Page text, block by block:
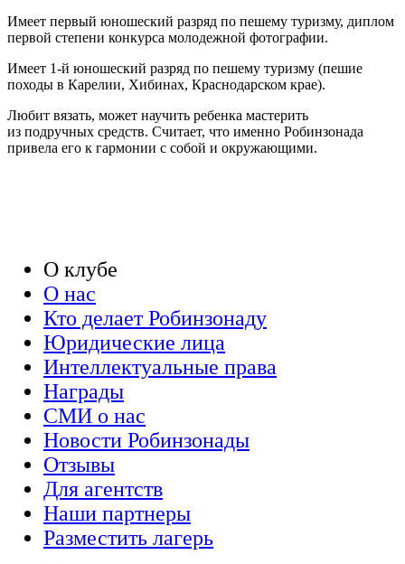
Имеет первый юношеский разряд по пешему туризму, диплом
первой степени конкурса молодежной фотографии.
Имеет 1-й юношеский разряд по пешему туризму (пешие
походы в Карелии, Хибинах, Краснодарском крае).
Любит вязать, может научить ребенка мастерить
из подручных средств. Считает, что именно Робинзонада
привела его к гармонии с собой и окружающими.
О клубе
О нас
Кто делает Робинзонаду
Юридические лица
Интеллектуальные права
Награды
СМИ о нас
Новости Робинзонады
Отзывы
Для агентств
Наши партнеры
Разместить лагерь